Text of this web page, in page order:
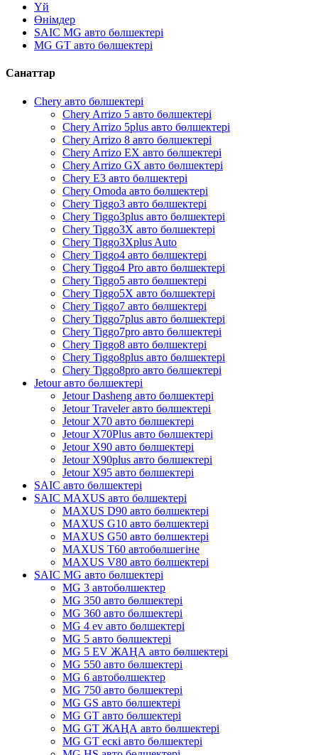
Үй
Өнімдер
SAIC MG авто бөлшектері
MG GT авто бөлшектері
Санаттар
Chery авто бөлшектері
Chery Arrizo 5 авто бөлшектері
Chery Arrizo 5plus авто бөлшектері
Chery Arrizo 8 авто бөлшектері
Chery Arrizo EX авто бөлшектері
Chery Arrizo GX авто бөлшектері
Chery E3 авто бөлшектері
Chery Omoda авто бөлшектері
Chery Tiggo3 авто бөлшектері
Chery Tiggo3plus авто бөлшектері
Chery Tiggo3X авто бөлшектері
Chery Tiggo3Xplus Auto
Chery Tiggo4 авто бөлшектері
Chery Tiggo4 Pro авто бөлшектері
Chery Tiggo5 авто бөлшектері
Chery Tiggo5X авто бөлшектері
Chery Tiggo7 авто бөлшектері
Chery Tiggo7plus авто бөлшектері
Chery Tiggo7pro авто бөлшектері
Chery Tiggo8 авто бөлшектері
Chery Tiggo8plus авто бөлшектері
Chery Tiggo8pro авто бөлшектері
Jetour авто бөлшектері
Jetour Dasheng авто бөлшектері
Jetour Traveler авто бөлшектері
Jetour X70 авто бөлшектері
Jetour X70Plus авто бөлшектері
Jetour X90 авто бөлшектері
Jetour X90plus авто бөлшектері
Jetour X95 авто бөлшектері
SAIC авто бөлшектері
SAIC MAXUS авто бөлшектері
MAXUS D90 авто бөлшектері
MAXUS G10 авто бөлшектері
MAXUS G50 авто бөлшектері
MAXUS T60 автобөлшегіне
MAXUS V80 авто бөлшектері
SAIC MG авто бөлшектері
MG 3 автобөлшектер
MG 350 авто бөлшектері
MG 360 авто бөлшектері
MG 4 ev авто бөлшектері
MG 5 авто бөлшектері
MG 5 EV ЖАҢА авто бөлшектері
MG 550 авто бөлшектері
MG 6 автобөлшектер
MG 750 авто бөлшектері
MG GS авто бөлшектері
MG GT авто бөлшектері
MG GT ЖАҢА авто бөлшектері
MG GT ескі авто бөлшектері